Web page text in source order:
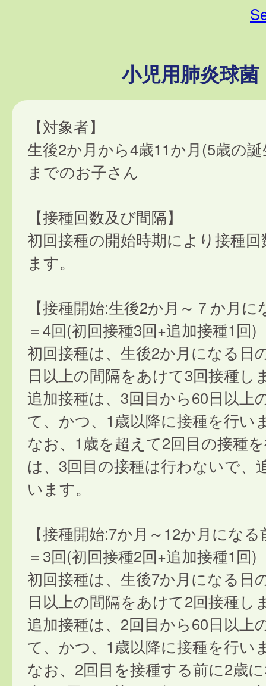
小児用肺炎球菌
【対象者】
生後2か月から4歳11か月(5歳の
までのお子さん
【接種回数及び間隔】
初回接種の開始時期により接種
ます。
【接種開始:生後2か月～７か月
＝4回(初回接種3回+追加接種1回)
初回接種は、生後2か月になる日
日以上の間隔をあけて3回接種し
追加接種は、3回目から60日以上
て、かつ、1歳以降に接種を行い
なお、1歳を超えて2回目の接種
は、3回目の接種は行わないで、
います。
【接種開始:7か月～12か月になる
＝3回(初回接種2回+追加接種1回)
初回接種は、生後7か月になる日
日以上の間隔をあけて2回接種し
追加接種は、2回目から60日以上
て、かつ、1歳以降に接種を行い
なお、2回目を接種する前に2歳